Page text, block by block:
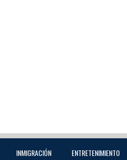
INMIGRACIÓN ENTRETENIMIENTO